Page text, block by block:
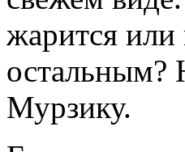
жарится или
остальным?
Мурзику.